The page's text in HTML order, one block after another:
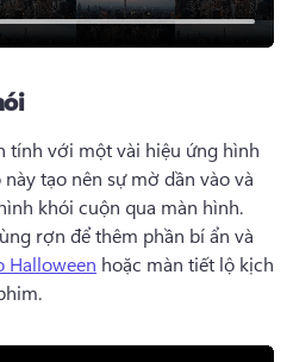
tính với một vài hiệu ứng hình
tạo nên sự mờ dần vào và
rợn để thêm phần bí ẩn và
Halloween hoặc màn tiết lộ kịch